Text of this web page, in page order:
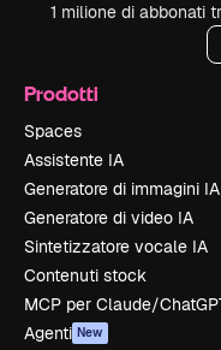
1 milione di abbonati
Prodotti
Spaces
Assistente IA
Generatore di immagini IA
Generatore di video IA
Sintetizzatore vocale IA
Contenuti stock
MCP per Claude/
Agenti New